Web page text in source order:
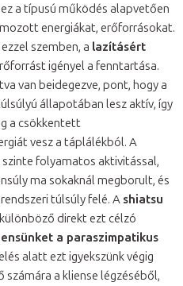
a típusú működés alapvetően
energiákat, erőforrásokat.
ezzel szemben, a lazításért
igényel a fenntartása.
van beidegezve, pont, hogy a
állapotában lesz aktív, így
a csökkentett
vesz a táplálékból. A
szinte folyamatos aktivitással,
ma sokaknál megborult, és
túlsúly felé. A shiatsu
direkt ezt célzó
a paraszimpatikus
alatt ezt igyekszünk végig
számára a kliense légzéséből,